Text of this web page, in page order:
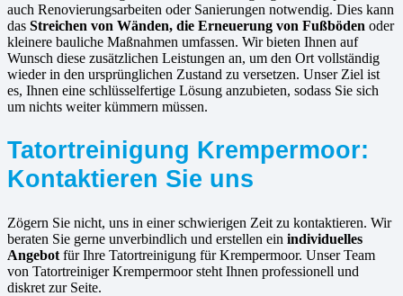
auch Renovierungsarbeiten oder Sanierungen notwendig. Dies kann
das Streichen von Wänden, die Erneuerung von Fußböden oder
kleinere bauliche Maßnahmen umfassen. Wir bieten Ihnen auf
Wunsch diese zusätzlichen Leistungen an, um den Ort vollständig
wieder in den ursprünglichen Zustand zu versetzen. Unser Ziel ist
es, Ihnen eine schlüsselfertige Lösung anzubieten, sodass Sie sich
um nichts weiter kümmern müssen.
Tatortreinigung Krempermoor:
Kontaktieren Sie uns
Zögern Sie nicht, uns in einer schwierigen Zeit zu kontaktieren. Wir
beraten Sie gerne unverbindlich und erstellen ein individuelles
Angebot für Ihre Tatortreinigung für Krempermoor. Unser Team
von Tatortreiniger Krempermoor steht Ihnen professionell und
diskret zur Seite.